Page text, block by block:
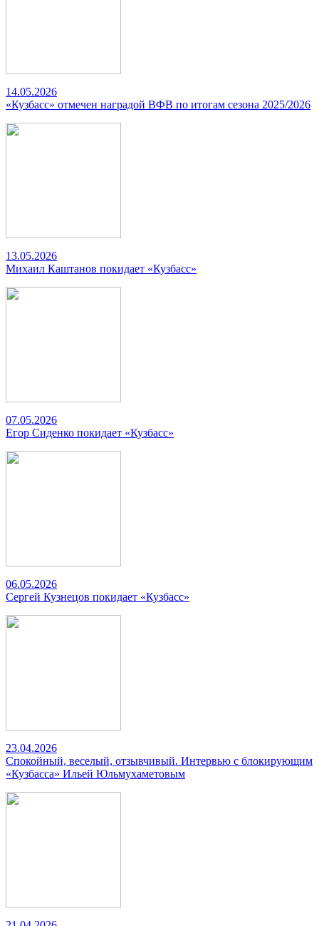
14.05.2026
«Кузбасс» отмечен наградой ВФВ по итогам сезона 2025/2026
13.05.2026
Михаил Каштанов покидает «Кузбасс»
07.05.2026
Егор Сиденко покидает «Кузбасс»
06.05.2026
Сергей Кузнецов покидает «Кузбасс»
23.04.2026
Спокойный, веселый, отзывчивый. Интервью с блокирующим
«Кузбасса» Ильей Юльмухаметовым